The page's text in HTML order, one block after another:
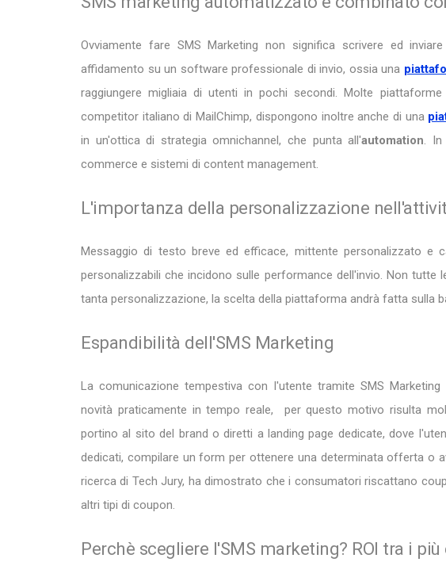
Ovviamente fare SMS Marketing non significa scrivere ed
affidamento su un software professionale di invio, ossia una
raggiungere migliaia di utenti in pochi secondi. Molte
competitor italiano di MailChimp, dispongono inoltre anche di una
in un'ottica di strategia omnichannel, che punta all'automation. In
commerce e sistemi di content management.
L'importanza della personalizzazione
Messaggio di testo breve ed efficace, mittente personalizzato e
personalizzabili che incidono sulle performance dell'invio. Non
tanta personalizzazione, la scelta della piattaforma andrà fatta sulla
Espandibilità dell'SMS Marketing
La comunicazione tempestiva con l'utente tramite SMS
novità praticamente in tempo reale, per questo motivo risulta
portino al sito del brand o diretti a landing page dedicate, dove
dedicati, compilare un form per ottenere una determinata offerta o
ricerca di Tech Jury, ha dimostrato che i consumatori riscattano
altri tipi di coupon.
Perchè scegliere l'SMS marketing? ROI tra i più